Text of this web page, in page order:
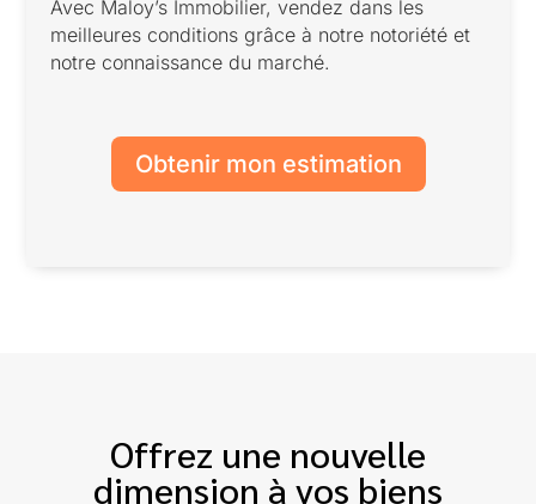
Avec Maloy’s Immobilier, vendez dans les
meilleures conditions grâce à notre notoriété et
notre connaissance du marché.
Obtenir mon estimation
Offrez une nouvelle
dimension à vos biens